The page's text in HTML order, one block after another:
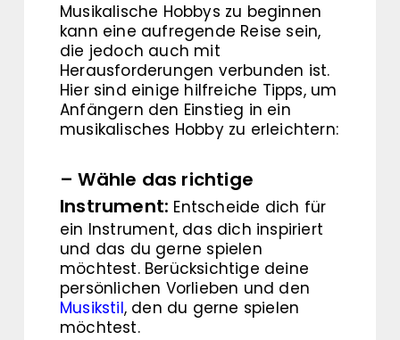
Musikalische Hobbys zu beginnen
kann eine aufregende Reise sein,
die jedoch auch mit
Herausforderungen verbunden ist.
Hier sind einige hilfreiche Tipps, um
Anfängern den Einstieg in ein
musikalisches Hobby zu erleichtern:
– Wähle das richtige
Instrument: Entscheide dich für
ein Instrument, das dich inspiriert
und das du gerne spielen
möchtest. Berücksichtige deine
persönlichen Vorlieben und den
Musikstil, den du gerne spielen
möchtest.